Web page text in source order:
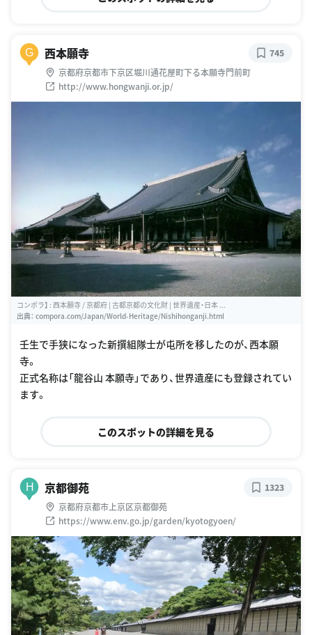
G 西本願寺
京都府京都市下京区堀川通花屋町下る本願寺門前町
http://www.hongwanji.or.jp/
745
コンポラ】 : 西本願寺 / 京都府 | 古都京都の文化財 | 世界遺産・日本 ...
出典： compora.com/Japan/World-Heritage/Nishihonganji.html
壬生で手狭になった新撰組隊士が屯所を移したのが、西本願
寺。
正式名称は「龍谷山 本願寺」であり、世界遺産にも登録されてい
ます。
このスポットの詳細を見る
H 京都御苑
京都府京都市上京区京都御苑
https://www.env.go.jp/garden/kyotogyoen/
1323